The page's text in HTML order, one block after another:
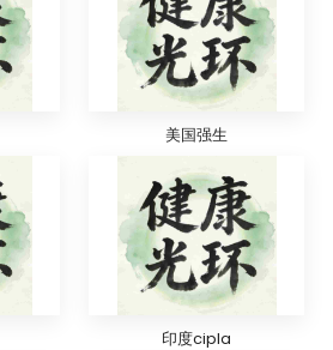
美国强生
印度cipla